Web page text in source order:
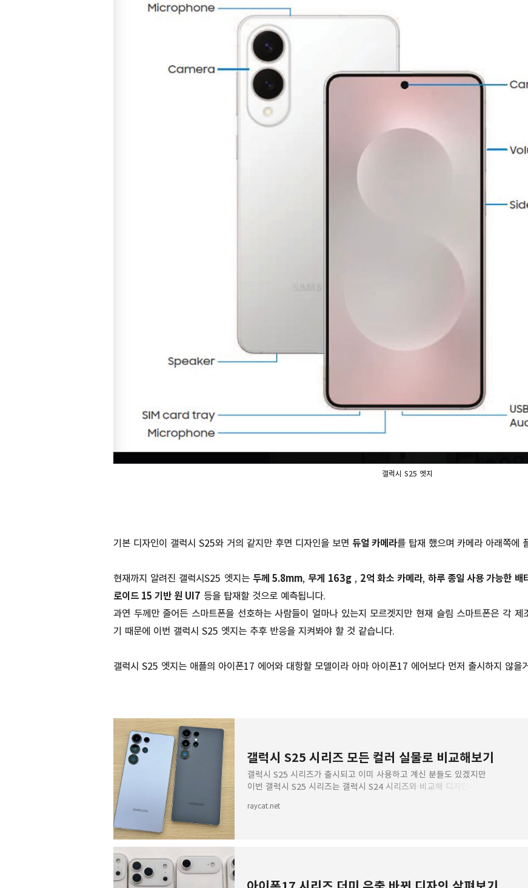
갤럭시 S25 엣지
기본 디자인이 갤럭시 S25와 거의 같지만 후면 디자인을 보면 듀얼 카메라를 탑재 했으며 카메라 아래쪽에
현재까지 알려진 갤럭시S25 엣지는 두께 5.8mm, 무게 163g, 2억 화소 카메라, 하루 종일 사용 가능한 배
로이드 15 기반 원 UI7 등을 탑재할 것으로 예측됩니다.
과연 두께만 줄어든 스마트폰을 선호하는 사람들이 얼마나 있는지 모르겟지만 현재 슬림 스마트폰은 각
기 때문에 이번 갤럭시 S25 엣지는 추후 반응을 지켜봐야 할 것 같습니다.
갤럭시 S25 엣지는 애플의 아이폰17 에어와 대항할 모델이라 아마 아이폰17 에어보다 먼저 출시하지 않을
갤럭시 S25 시리즈 모든 컬러 실물로 비교해보기
갤럭시 S25 시리즈가 출시되고 이미 사용하고 계신 분들도 있겠지만
이번 갤럭시 S25 시리즈는 갤럭시 S24 시리즈와 비교해 디자인에 큰
raycat.net